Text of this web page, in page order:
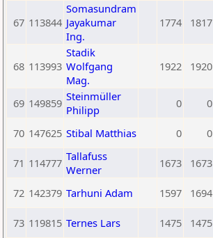
67 113844
Somasundram
Jayakumar
Ing.
1774 1817
68 113993
Stadik
Wolfgang
Mag.
1922 1920
69 149859 Steinmüller
Philipp
0 0
70 147625 Stibal Matthias 0 0
71 114777 Tallafuss
Werner
1673 1673
72 142379 Tarhuni Adam 1597 1694
73 119815 Ternes Lars 1475 1475